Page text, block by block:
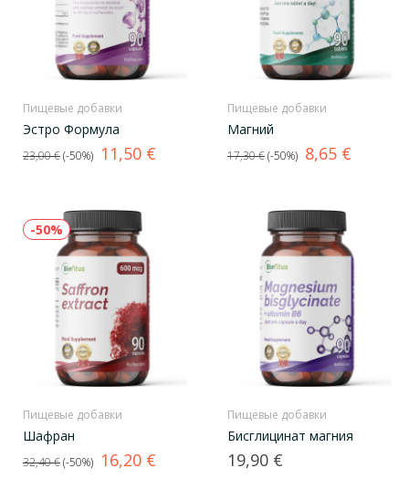
Пищевые добавки
Эстро Формула
Базовая
цена
23,00 € -50% Цена
11,50 €
Пищевые добавки
Магний
Базовая
цена
17,30 € -50% Цена
8,65 €
-50%
Пищевые добавки
Шафран
Базовая
цена
32,40 € -50% Цена
16,20 €
Пищевые добавки
Бисглицинат магния
Цена
19,90 €